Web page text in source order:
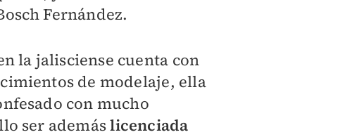
Fernández.
la jalisciense cuenta con
de modelaje, ella
con mucho
ser ademáslicenciada